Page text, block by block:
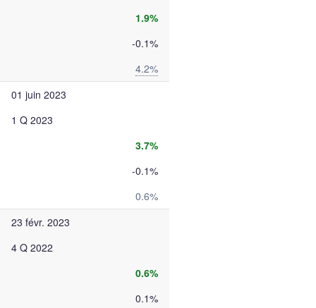
1.9%
-0.1%
4.2%
01 juin 2023
1 Q 2023
3.7%
-0.1%
0.6%
23 févr. 2023
4 Q 2022
0.6%
0.1%